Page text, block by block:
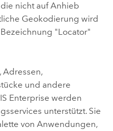
nicht auf Anhieb
Geokodierung wird
"Locator"
Adressen,
und andere
Enterprise werden
unterstützt. Sie
von Anwendungen,